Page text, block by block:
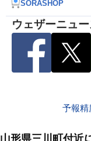
SORASHOP
ウェザーニュ
予報精
8月10日 8月10